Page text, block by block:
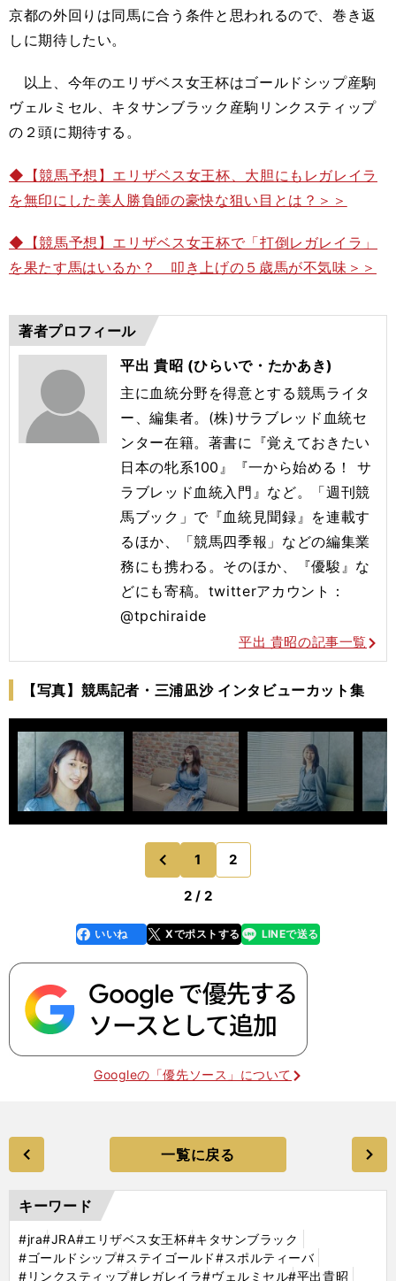
京都の外回りは同馬に合う条件と思われるので、巻き返
しに期待したい。
以上、今年のエリザベス女王杯はゴールドシップ産駒
ヴェルミセル、キタサンブラック産駒リンクスティップ
の２頭に期待する。
◆【競馬予想】エリザベス女王杯、大胆にもレガレイラ
を無印にした美人勝負師の豪快な狙い目とは？＞＞
◆【競馬予想】エリザベス女王杯で「打倒レガレイラ」
を果たす馬はいるか？ 叩き上げの５歳馬が不気味＞＞
著者プロフィール
平出 貴昭 (ひらいで・たかあき)
主に血統分野を得意とする競馬ライタ
ー、編集者。(株)サラブレッド血統セ
ンター在籍。著書に『覚えておきたい
日本の牝系100』『一から始める！ サ
ラブレッド血統入門』など。「週刊競
馬ブック」で『血統見聞録』を連載す
るほか、「競馬四季報」などの編集業
務にも携わる。そのほか、『優駿』な
どにも寄稿。twitterアカウント：
@tpchiraide
平出 貴昭の記事一覧
【写真】競馬記者・三浦凪沙 インタビューカット集
前
1 2
2 / 2
faceboo
k
いいね Xでポストする
line LINEで送る
Googleの「優先ソース」について
一覧に戻る
キーワード
#jra#JRA#エリザベス女王杯#キタサンブラック
#ゴールドシップ#ステイゴールド#スポルティーバ
#リンクスティップ#レガレイラ#ヴェルミセル#平出貴昭